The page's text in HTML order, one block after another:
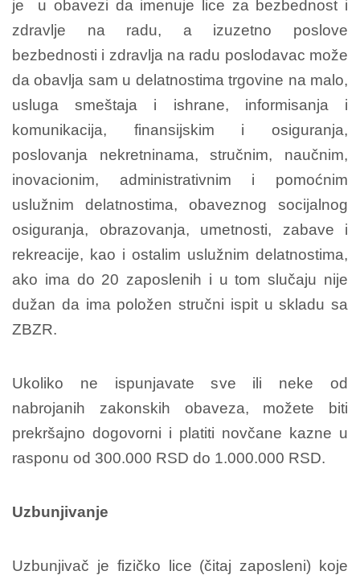
je u obavezi da imenuje lice za bezbednost i
zdravlje na radu, a izuzetno poslove
bezbednosti i zdravlja na radu poslodavac može
da obavlja sam u delatnostima trgovine na malo,
usluga smeštaja i ishrane, informisanja i
komunikacija, finansijskim i osiguranja,
poslovanja nekretninama, stručnim, naučnim,
inovacionim, administrativnim i pomoćnim
uslužnim delatnostima, obaveznog socijalnog
osiguranja, obrazovanja, umetnosti, zabave i
rekreacije, kao i ostalim uslužnim delatnostima,
ako ima do 20 zaposlenih i u tom slučaju nije
dužan da ima položen stručni ispit u skladu sa
ZBZR.
Ukoliko ne ispunjavate sve ili neke od
nabrojanih zakonskih obaveza, možete biti
prekršajno dogovorni i platiti novčane kazne u
rasponu od 300.000 RSD do 1.000.000 RSD.
Uzbunjivanje
Uzbunjivač je fizičko lice (čitaj zaposleni) koje